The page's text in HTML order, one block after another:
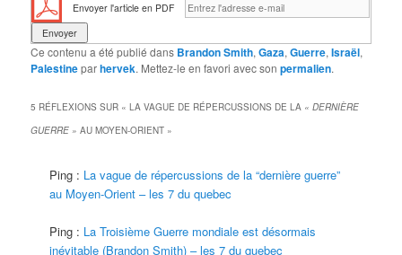
Envoyer l'article en PDF
Ce contenu a été publié dans Brandon Smith,Gaza,Guerre,Israël,
Palestineparhervek. Mettez-le en favori avec sonpermalien.
5 RÉFLEXIONS SUR «LA VAGUE DE RÉPERCUSSIONS DE LA « DERNIÈRE
GUERRE » AU MOYEN-ORIENT »
Ping : La vague de répercussions de la “dernière guerre”
au Moyen-Orient – les 7 du quebec
Ping : La Troisième Guerre mondiale est désormais
inévitable (Brandon Smith) – les 7 du quebec